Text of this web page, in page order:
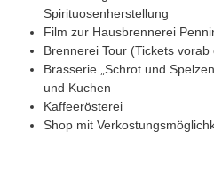
Spirituosenherstellung
Film zur Hausbrennerei
Brennerei Tour (Tickets
Brasserie „Schrot und
und Kuchen
Kaffeerösterei
Shop mit